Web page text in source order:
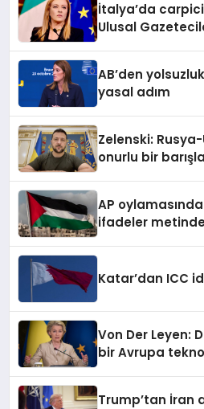
İtalya’da carpici
Ulusal
AB’den
yasal adım
Zelenski:
onurlu bir
AP
ifadeler
Katar’dan ICC
Von Der Leyen:
bir Avrupa
Trump’tan İran